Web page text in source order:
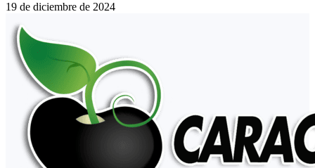
19 de diciembre de 2024